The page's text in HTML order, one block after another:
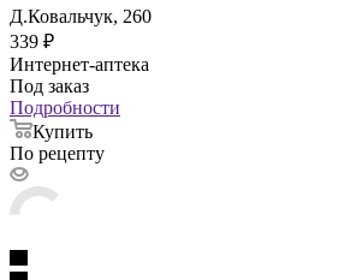
Д.Ковальчук, 260
339 ₽
Интернет-аптека
Под заказ
Подробности
Купить
По рецепту